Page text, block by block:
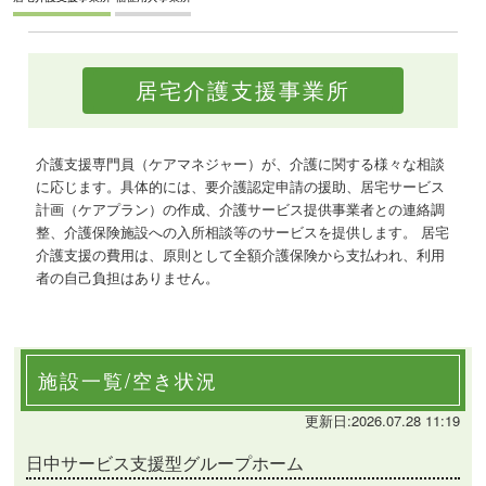
施設一覧/空き状況
更新日:2026.07.28 11:19
日中サービス支援型グループホーム
居宅介護支援事業所
介護支援専門員（ケアマネジャー）が、介護に関する様々な相談
に応じます。具体的には、要介護認定申請の援助、居宅サービス
計画（ケアプラン）の作成、介護サービス提供事業者との連絡調
整、介護保険施設への入所相談等のサービスを提供します。 居宅
介護支援の費用は、原則として全額介護保険から支払われ、利用
者の自己負担はありません。